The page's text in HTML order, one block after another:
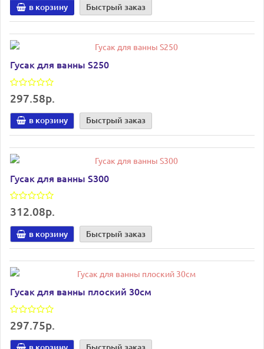
в корзину Быстрый заказ
Гусак для ванны S250
297.58р.
в корзину Быстрый заказ
Гусак для ванны S300
312.08р.
в корзину Быстрый заказ
Гусак для ванны плоский 30см
297.75р.